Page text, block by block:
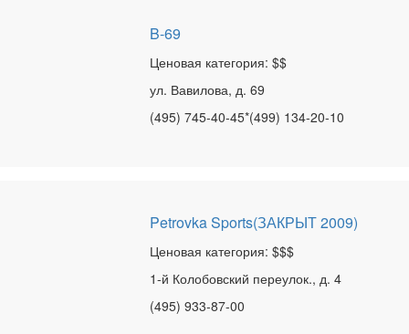
B-69
Ценовая категория: $$
ул. Вавилова, д. 69
(495) 745-40-45*(499) 134-20-10
Petrovka Sports(ЗАКРЫТ 2009)
Ценовая категория: $$$
1-й Колобовский переулок., д. 4
(495) 933-87-00